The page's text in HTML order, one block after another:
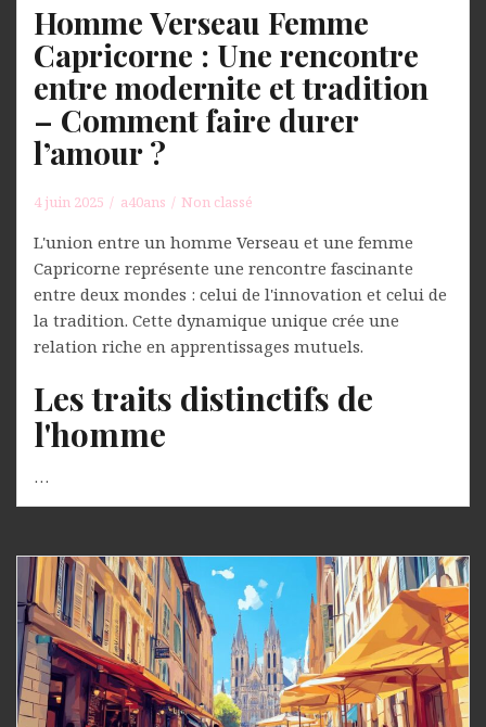
Homme Verseau Femme
Capricorne : Une rencontre
entre modernite et tradition
– Comment faire durer
l’amour ?
4 juin 2025 a40ans Non classé
L'union entre un homme Verseau et une femme
Capricorne représente une rencontre fascinante
entre deux mondes : celui de l'innovation et celui de
la tradition. Cette dynamique unique crée une
relation riche en apprentissages mutuels.
Les traits distinctifs de
l'homme
…